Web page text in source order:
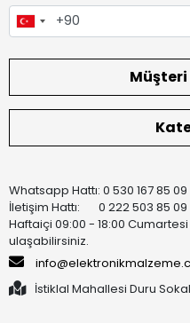
Whatsapp Hattı: 0 530 167 85 09
İletişim Hattı: 0 222 503 85 09
Haftaiçi 09:00 - 18:00
ulaşabilirsiniz.
İstiklal Mahallesi Duru